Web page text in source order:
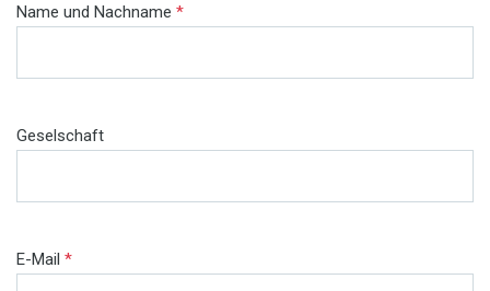
Name und Nachname *
Geselschaft
E-Mail *